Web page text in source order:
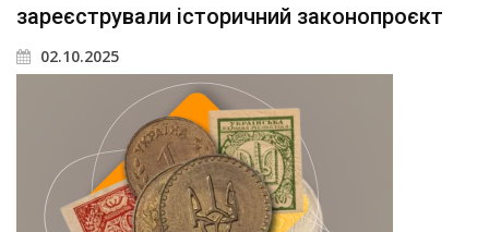
зареєстрували історичний законопроєкт
02.10.2025